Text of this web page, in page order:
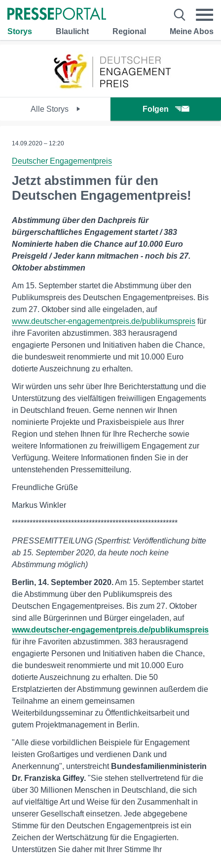
Storys Blaulicht Regional Meine Abos
Alle Storys Folgen
14.09.2020 – 12:20
Deutscher Engagementpreis
Jetzt abstimmen für den
Deutschen Engagementpreis!
Abstimmung über den Dachpreis für
bürgerschaftliches Engagement startet / 383
Nominierte haben die Chance auf 10.000 Euro
Preisgeld / Jeder kann mitmachen - noch bis 27.
Oktober abstimmen
Am 15. September startet die Abstimmung über den
Publikumspreis des Deutschen Engagementpreises. Bis
zum 27. Oktober sind alle eingeladen, auf
www.deutscher-engagementpreis.de/publikumspreis für
ihre Favoriten abzustimmen. 383 herausragend
engagierte Personen und Initiativen haben die Chance,
die bundesweit renommierte und mit 10.000 Euro
dotierte Auszeichnung zu erhalten.
Wir würden uns sehr über Ihre Berichterstattung und die
Unterstützung des vielfältigen freiwilligen Engagements
in Deutschland freuen. Gerne nennen wir Ihnen
nominierte Projekte und Praxisbeispiele aus Ihrer
Region und stehen Ihnen für Ihre Recherche sowie
weitere Informationen zu freiwilligem Engagement zur
Verfügung. Weitere Informationen finden Sie in der
untenstehenden Pressemitteilung.
Freundliche Grüße
Markus Winkler
********************************************************
PRESSEMITTEILUNG (Sperrfrist: Veröffentlichung bitte
ab 15. September 2020, da heute noch keine
Abstimmung möglich)
Berlin, 14. September 2020.Am 15. September startet
die Abstimmung über den Publikumspreis des
Deutschen Engagementpreises. Bis zum 27. Oktober
sind alle Bürgerinnen und Bürger eingeladen, auf
www.deutscher-engagementpreis.de/publikumspreis
für ihre Favoriten abzustimmen. 383 herausragend
engagierte Personen und Initiativen haben die Chance,
die bundesweit renommierte und mit 10.000 Euro
dotierte Auszeichnung zu erhalten. Die 50
Erstplatzierten der Abstimmung gewinnen außerdem die
Teilnahme an einem gemeinsamen
Weiterbildungsseminar zu Öffentlichkeitsarbeit und
gutem Projektmanagement in Berlin.
"Alle diese vorbildlichen Beispiele für Engagement
leisten Großartiges und verdienen Dank und
Anerkennung", unterstreicht Bundesfamilienministerin
Dr. Franziska Giffey. "Sie stehen stellvertretend für die
über 30 Millionen Menschen in Deutschland, die sich
auf vielfältige Art und Weise für den Zusammenhalt in
unserer Gesellschaft einsetzen. Jede abgegebene
Stimme für den Deutschen Engagementpreis ist ein
Zeichen der Wertschätzung für die Engagierten.
Unterstützen Sie daher mit Ihrer Stimme Ihr